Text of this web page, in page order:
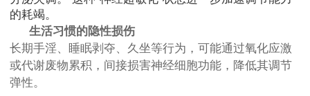
的耗竭。
生活习惯的隐性损伤
长期手淫、睡眠剥夺、久坐等行为，可能通过氧化应激
或代谢废物累积，间接损害神经细胞功能，降低其调节
弹性。